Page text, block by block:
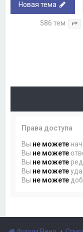
Новая тема
586 тем
Права доступа
Вы не можете
Вы не можете
Вы не можете
Вы не можете
Вы не можете